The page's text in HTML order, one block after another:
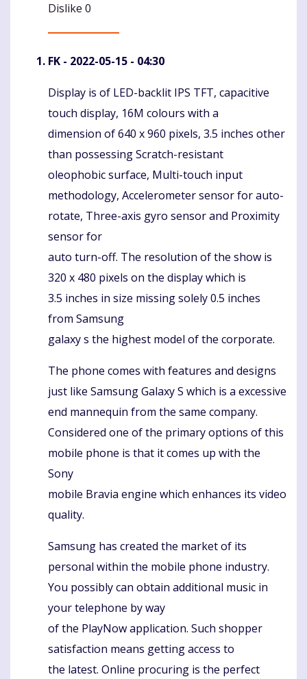
Dislike 0
FK - 2022-05-15 - 04:30
Komentaras
Display is of LED-backlit IPS TFT, capacitive
touch display, 16M colours with a
dimension of 640 x 960 pixels, 3.5 inches other
than possessing Scratch-resistant
oleophobic surface, Multi-touch input
methodology, Accelerometer sensor for auto-
rotate, Three-axis gyro sensor and Proximity
sensor for
auto turn-off. The resolution of the show is
320 x 480 pixels on the display which is
3.5 inches in size missing solely 0.5 inches
from Samsung
galaxy s the highest model of the corporate.
The phone comes with features and designs
just like Samsung Galaxy S which is a excessive
end mannequin from the same company.
Considered one of the primary options of this
mobile phone is that it comes up with the
Sony
mobile Bravia engine which enhances its video
quality.
Samsung has created the market of its
personal within the mobile phone industry.
You possibly can obtain additional music in
your telephone by way
of the PlayNow application. Such shopper
satisfaction means getting access to
the latest. Online procuring is the perfect